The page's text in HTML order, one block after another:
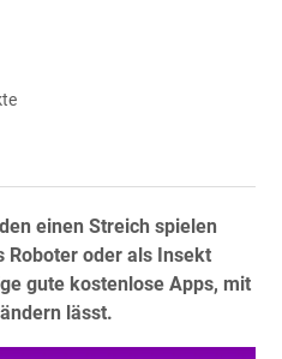
einen Streich spielen
Roboter oder als Insekt
gute kostenlose Apps, mit
lässt.